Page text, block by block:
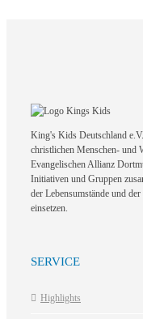
King's Kids Deutschland
christlichen Menschen- und
Evangelischen Allianz
Initiativen und Gruppen
der Lebensumstände und
einsetzen.
SERVICE
Highlights